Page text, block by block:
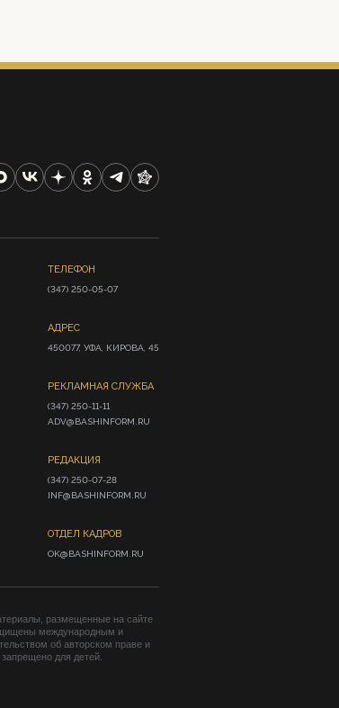
ТЕЛЕФОН
(347) 250-05-07
АДРЕС
450077, УФА, КИРОВА, 45
РЕКЛАМНАЯ СЛУЖБА
(347) 250-11-11
ADV@BASHINFORM.RU
РЕДАКЦИЯ
(347) 250-07-28
INF@BASHINFORM.RU
ОТДЕЛ КАДРОВ
OK@BASHINFORM.RU
размещенные на сайте
международным и
об авторском праве и
для детей.